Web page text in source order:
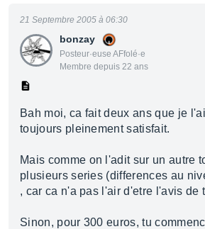
bonzay
Posteur·euse AFfolé·e
Membre depuis 22 ans
21 Septembre 2005 à 06:30
Bah moi, ca fait deux ans que je
toujours pleinement satisfait.
Mais comme on l'adit sur un autre
plusieurs series (differences au
, car ca n'a pas l'air d'etre l'avis de
Sinon, pour 300 euros, tu